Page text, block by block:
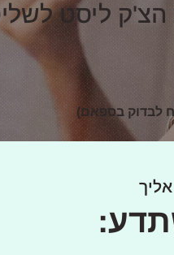
ליסט
לבדוק בספאם)